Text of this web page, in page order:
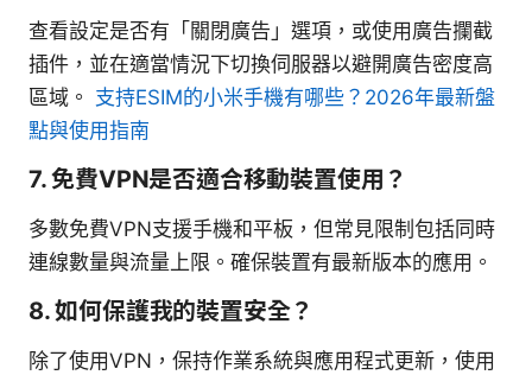
查看設定是否有「關閉廣告」選項，或使用廣告攔截
插件，並在適當情況下切換伺服器以避開廣告密度高
區域。 支持ESIM的小米手機有哪些？2026年最新盤
點與使用指南
7. 免費VPN是否適合移動裝置使用？
多數免費VPN支援手機和平板，但常見限制包括同時
連線數量與流量上限。確保裝置有最新版本的應用。
8. 如何保護我的裝置安全？
除了使用VPN，保持作業系統與應用程式更新，使用